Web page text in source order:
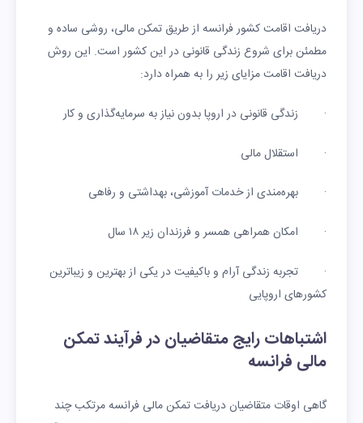
دریافت اقامت کشور فرانسه از طریق تمکن مالی، روشی ساده و
مطمئن برای شروع زندگی قانونی در این کشور است. این روش
دریافت اقامت مزایای زیر را به همراه دارد:
· زندگی قانونی در اروپا بدون نیاز به سرمایه‌گذاری و کار
· استقلال مالی
· بهره‌مندی از خدمات آموزشی، بهداشتی و رفاهی
· امکان همراهی همسر و فرزندان زیر ۱۸ سال
· تجربه زندگی آرام و باکیفیت در یکی از بهترین و زیباترین
کشورهای اروپایی
اشتباهات رایج متقاضیان در فرآیند تمکن
مالی فرانسه
گاهی اوقات متقاضیان دریافت تمکن مالی فرانسه مرتکب چند